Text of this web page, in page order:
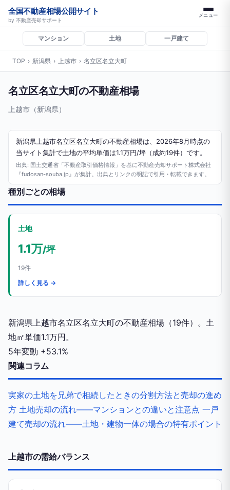
全国不動産相場公開サイト
by 不動産売却サポート
メニュー
マンション 土地 一戸建て
TOP › 新潟県 › 上越市 › 名立区名立大町
名立区名立大町の不動産相場
上越市（新潟県）
新潟県上越市名立区名立大町の不動産相場は、2026年8月時点の
当サイト集計で土地の平均単価は1.1万円/坪（成約19件）です。
出典: 国土交通省「不動産取引価格情報」を基に不動産売却サポート株式会社
『fudosan-souba.jp』が集計。出典とリンクの明記で引用・転載できます。
種別ごとの相場
土地
1.1万/坪
19件
詳しく見る →
新潟県上越市名立区名立大町の不動産相場（19件）。土
地㎡単価1.1万円。
5年変動 +53.1%
関連コラム
実家の土地を兄弟で相続したときの分割方法と売却の進め
方 土地売却の流れ——マンションとの違いと注意点 一戸
建て売却の流れ——土地・建物一体の場合の特有ポイント
上越市の需給バランス